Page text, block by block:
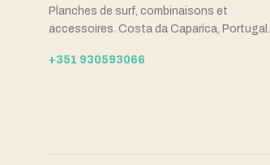
Planches de surf, combinaisons et
accessoires. Costa da Caparica, Portugal.
+351 930593066